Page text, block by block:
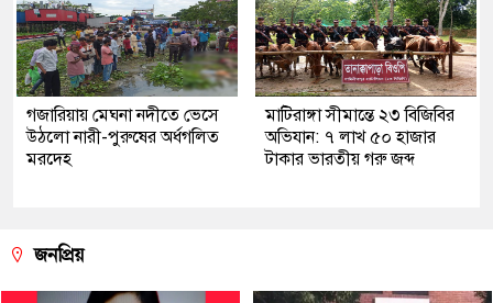
গজারিয়ায় মেঘনা নদীতে ভেসে
উঠলো নারী-পুরুষের অর্ধগলিত
মরদেহ
মাটিরাঙ্গা সীমান্তে ২৩ বিজিবির
অভিযান: ৭ লাখ ৫০ হাজার
টাকার ভারতীয় গরু জব্দ
জনপ্রিয়